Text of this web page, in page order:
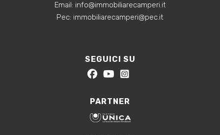
‍Email: info@immobiliarecamperi.it
‍Pec: immobiliarecamperi@pec.it
SEGUICI SU
PARTNER